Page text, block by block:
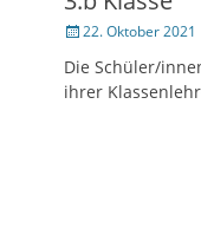
Veröffentlicht
22. Oktober 2021
Die Schüler/
ihrer